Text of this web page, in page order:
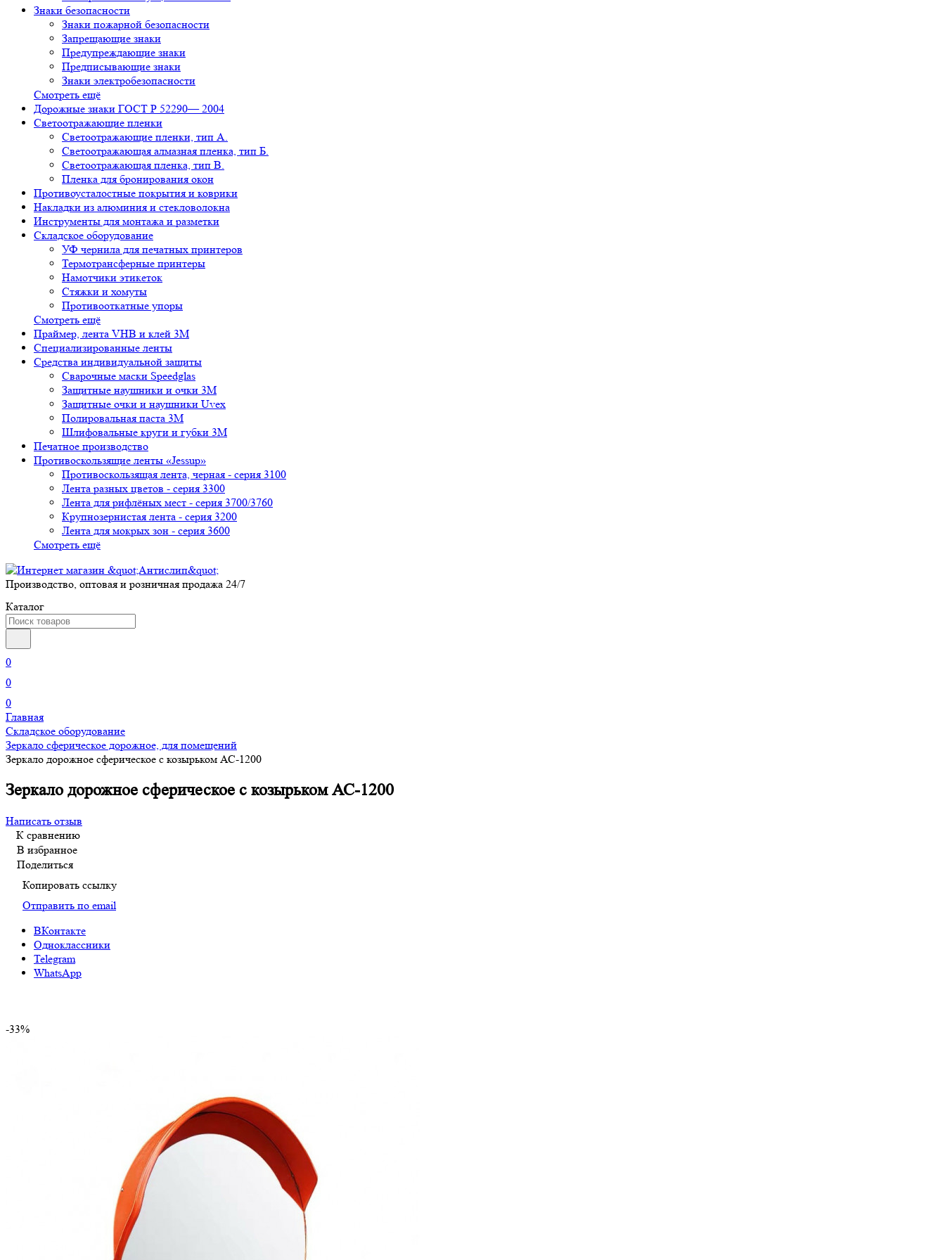
Знаки безопасности
Знаки пожарной безопасности
Запрещающие знаки
Предупреждающие знаки
Предписывающие знаки
Знаки электробезопасности
Смотреть ещё
Дорожные знаки ГОСТ Р 52290— 2004
Светоотражающие пленки
Светоотражающие пленки, тип А.
Светоотражающая алмазная пленка, тип Б.
Светоотражающая пленка, тип В.
Пленка для бронирования окон
Противоусталостные покрытия и коврики
Накладки из алюминия и стекловолокна
Инструменты для монтажа и разметки
Складское оборудование
УФ чернила для печатных принтеров
Термотрансферные принтеры
Намотчики этикеток
Стяжки и хомуты
Противооткатные упоры
Смотреть ещё
Праймер, лента VHB и клей 3М
Специализированные ленты
Средства индивидуальной защиты
Сварочные маски Speedglas
Защитные наушники и очки 3M
Защитные очки и наушники Uvex
Полировальная паста 3М
Шлифовальные круги и губки 3М
Печатное производство
Противоскользящие ленты «Jessup»
Противоскользящая лента, черная - серия 3100
Лента разных цветов - серия 3300
Лента для рифлёных мест - серия 3700/3760
Крупнозернистая лента - серия 3200
Лента для мокрых зон - серия 3600
Смотреть ещё
Производство, оптовая и розничная продажа 24/7
Каталог
0
0
0
Главная
Складское оборудование
Зеркало сферическое дорожное, для помещений
Зеркало дорожное сферическое с козырьком АС-1200
Зеркало дорожное сферическое с козырьком АС-1200
Написать отзыв
К сравнению
В избранное
Поделиться
Копировать ссылку
Отправить по email
ВКонтакте
Одноклассники
Telegram
WhatsApp
-33%